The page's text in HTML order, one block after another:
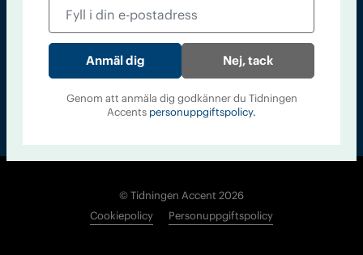
Accent
© Tidningen Accent 2026
Cookiepolicy
Personuppgiftspolicy
Nej, tack
Genom att anmäla dig godkänner du Tidningen
Accents personuppgiftspolicy.